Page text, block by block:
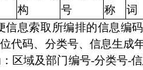
构
号
称
词
信息索取所编排的信息编
代码、分类号、信息生成
区域及部门编号-分类号-